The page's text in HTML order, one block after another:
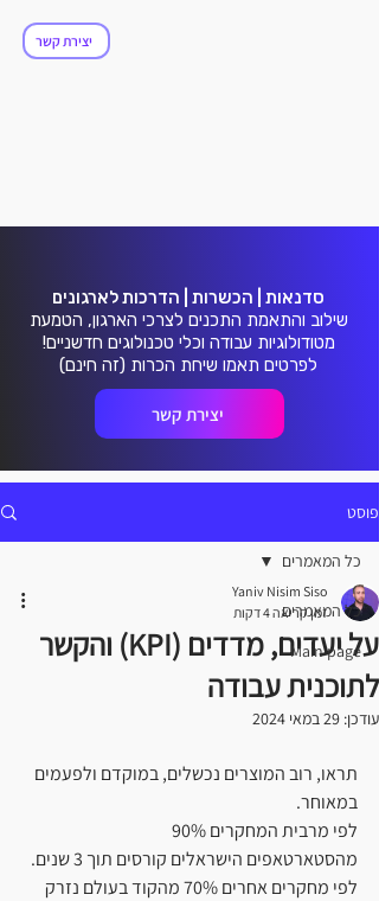
יצירת קשר
סדנאות | הכשרות | הדרכות לארגונים
שילוב והתאמת התכנים לצרכי הארגון, הטמעת
מטודולוגיות עבודה וכלי טכנולוגים חדשניים!
לפרטים תאמו שיחת הכרות (זה חינם)
יצירת קשר
פוסט
כל המאמרים
Main page
כל המאמרים
על יעדים, מדדים (KPI) והקשר
לתוכנית עבודה
Yaniv Nisim Siso
זמן קריאה 4 דקות
עודכן: 29 במאי 2024
תראו, רוב המוצרים נכשלים, במוקדם ולפעמים
במאוחר.
מהסטארטאפים הישראלים קורסים תוך 3 שנים.
לפי מחקרים אחרים 70% מהקוד בעולם נזרק